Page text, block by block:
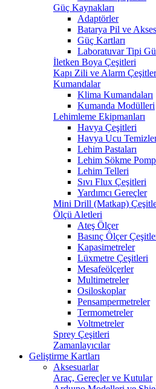
Güç Kaynakları
Adaptörler
Batarya Pil ve
Güç Kartları
Laboratuvar Tipi
İletken Boya Çeşitleri
Kapı Zili ve Alarm
Kumandalar
Klima Kumandaları
Kumanda Modülleri
Lehimleme Ekipmanları
Havya Çeşitleri
Havya Ucu
Lehim Pastaları
Lehim Sökme
Lehim Telleri
Sıvı Flux Çeşitleri
Yardımcı Gereçler
Mini Drill (Matkap)
Ölçü Aletleri
Ateş Ölçer
Basınç Ölçer
Kapasimetreler
Lüxmetre Çeşitleri
Mesafeölçerler
Multimetreler
Osiloskoplar
Pensampermetreler
Termometreler
Voltmetreler
Sprey Çeşitleri
Zamanlayıcılar
Geliştirme Kartları
Aksesuarlar
Araç, Gereçler ve Kutular